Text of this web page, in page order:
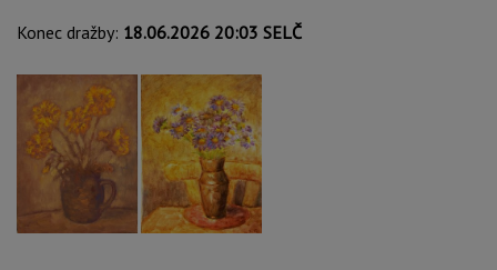
Konec dražby: 18.06.2026 20:03 SELČ